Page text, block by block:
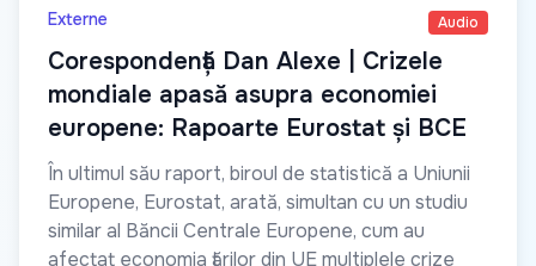
Externe Audio
Corespondență Dan Alexe | Crizele
mondiale apasă asupra economiei
europene: Rapoarte Eurostat și BCE
În ultimul său raport, biroul de statistică a Uniunii
Europene, Eurostat, arată, simultan cu un studiu
similar al Băncii Centrale Europene, cum au
afectat economia țărilor din UE multiplele crize